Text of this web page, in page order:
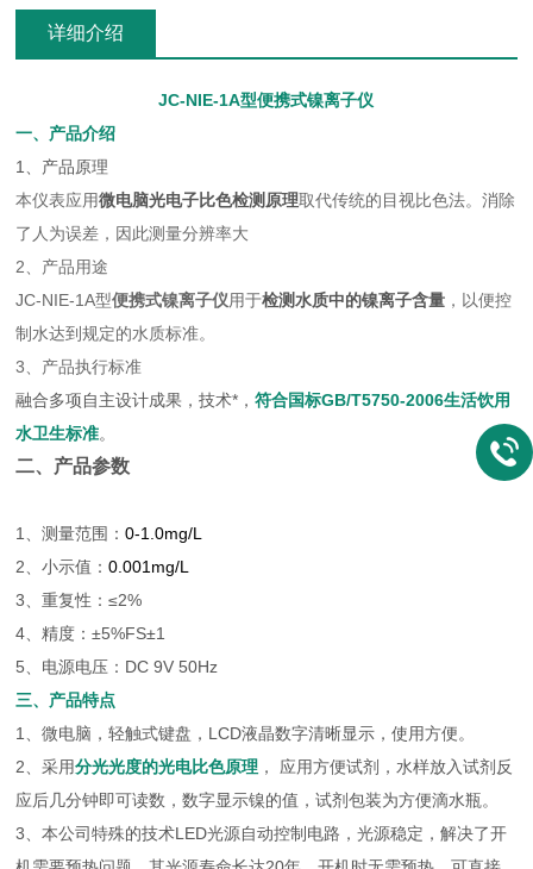
详细介绍
JC-NIE-1A型便携式镍离子仪
一、产品介绍
1、产品原理
本仪表应用微电脑光电子比色检测原理取代传统的目视比色法。消除
了人为误差，因此测量分辨率大
2、产品用途
JC-NIE-1A型便携式镍离子仪用于检测水质中的镍离子含量 ，以便控
制水达到规定的水质标准。
3、产品执行标准
融合多项自主设计成果，技术*，符合国标GB/T5750-2006生活饮用
水卫生标准。
二、产品参数
1、测量范围：0-1.0mg/L
2、小示值：0.001mg/L
3、重复性：≤2%
4、精度：±5%FS±1
5、电源电压：DC 9V 50Hz
三、产品特点
1、微电脑，轻触式键盘，LCD液晶数字清晰显示，使用方便。
2、采用分光光度的光电比色原理 ， 应用方便试剂，水样放入试剂反
应后几分钟即可读数，数字显示镍的值，试剂包装为方便滴水瓶。
3、本公司特殊的技术LED光源自动控制电路，光源稳定，解决了开